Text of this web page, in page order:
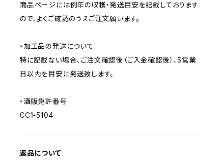
商品ページには例年の収穫・発送目安を記載しております
ので、よくご確認のうえご注文願います。
・加工品の発送について
特に記載ない場合、ご注文確認後（ご入金確認後）、5営業
日以内を目安に発送致します。
・酒販免許番号
CC1-5104
返品について